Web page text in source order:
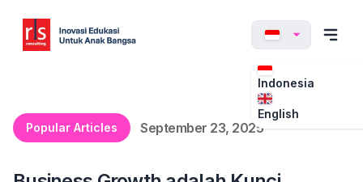
Indonesia
English
Popular Articles
September 23, 2025